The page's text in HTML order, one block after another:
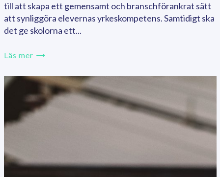
till att skapa ett gemensamt och branschförankrat sätt
att synliggöra elevernas yrkeskompetens. Samtidigt ska
det ge skolorna ett...
Läs mer